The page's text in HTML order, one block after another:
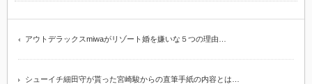
アウトデラックスmiwaがリゾート婚を嫌いな５つの理由…
シューイチ細田守が貰った宮崎駿からの直筆手紙の内容とは…